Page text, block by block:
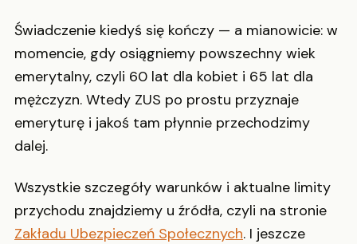
Świadczenie kiedyś się kończy — a mianowicie: w
momencie, gdy osiągniemy powszechny wiek
emerytalny, czyli 60 lat dla kobiet i 65 lat dla
mężczyzn. Wtedy ZUS po prostu przyznaje
emeryturę i jakoś tam płynnie przechodzimy
dalej.
Wszystkie szczegóły warunków i aktualne limity
przychodu znajdziemy u źródła, czyli na stronie
Zakładu Ubezpieczeń Społecznych. I jeszcze